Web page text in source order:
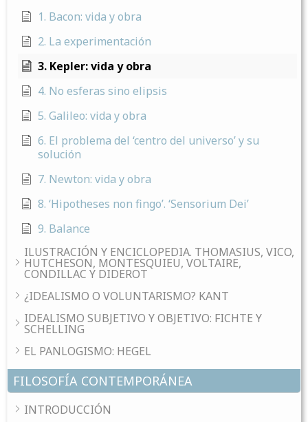
1. Bacon: vida y obra
2. La experimentación
3. Kepler: vida y obra
4. No esferas sino elipsis
5. Galileo: vida y obra
6. El problema del ‘centro del universo’ y su
solución
7. Newton: vida y obra
8. ‘Hipotheses non fingo’. ‘Sensorium Dei’
9. Balance
ILUSTRACIÓN Y ENCICLOPEDIA. THOMASIUS, VICO,
HUTCHESON, MONTESQUIEU, VOLTAIRE,
CONDILLAC Y DIDEROT
¿IDEALISMO O VOLUNTARISMO? KANT
IDEALISMO SUBJETIVO Y OBJETIVO: FICHTE Y
SCHELLING
EL PANLOGISMO: HEGEL
FILOSOFÍA CONTEMPORÁNEA
INTRODUCCIÓN